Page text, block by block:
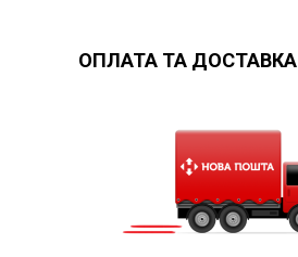
ОПЛАТА ТА ДОСТАВКА